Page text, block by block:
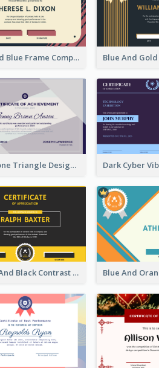
Pink And Blue Frame Company Certificate
Grey Tone Triangle Design of Certificate For Achievement
Yellow And Black Contrast Simple Certificate